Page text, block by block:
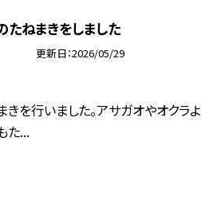
ねまきをしました
更新日 2026/05/29
を行いました。アサガオやオクラよ
た...